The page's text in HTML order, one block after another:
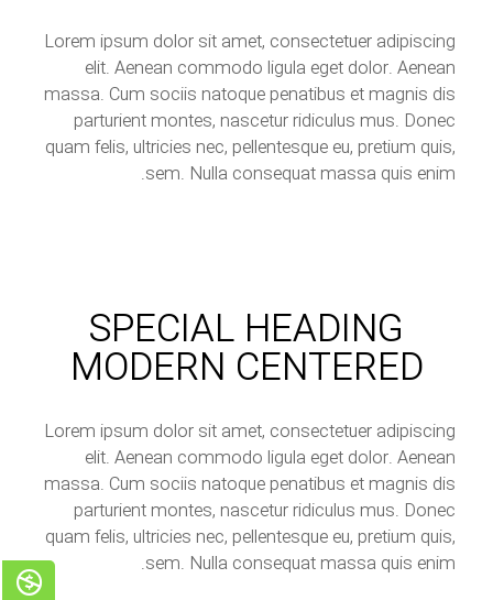
Lorem ipsum dolor sit amet, consectetuer adipiscing
elit. Aenean commodo ligula eget dolor. Aenean
massa. Cum sociis natoque penatibus et magnis dis
parturient montes, nascetur ridiculus mus. Donec
quam felis, ultricies nec, pellentesque eu, pretium quis,
sem. Nulla consequat massa quis enim.
SPECIAL HEADING
MODERN CENTERED
Lorem ipsum dolor sit amet, consectetuer adipiscing
elit. Aenean commodo ligula eget dolor. Aenean
massa. Cum sociis natoque penatibus et magnis dis
parturient montes, nascetur ridiculus mus. Donec
quam felis, ultricies nec, pellentesque eu, pretium quis,
sem. Nulla consequat massa quis enim.